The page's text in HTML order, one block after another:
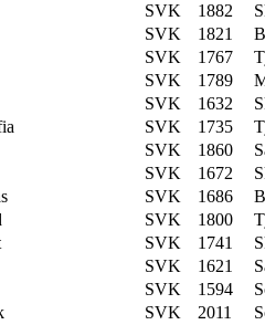
SVK 1882
SVK 1821
SVK 1767
SVK 1789
SVK 1632
SVK 1735
SVK 1860
SVK 1672
SVK 1686
SVK 1800
SVK 1741
SVK 1621
SVK 1594
SVK 2011